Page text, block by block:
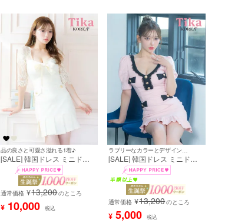
品の良さと可愛さ溢れる1着♪
[SALE] 韓国ドレス ミニドレ
ス 袖あり 五分袖 レース バス
トリボン ボックスプリーツ タ
イト キャバドレス (黒崎みさ
着用) [tk-mdk134]
通常価格 ¥13,200のところ
¥ 10,000 税込
[SALE] 韓国ドレス ミニドレ
ス リボン 袖あり パイピング
レースチュール ストレッチ 裾
フリル ピンク タイト キャバ
ドレス (黒崎みさ着用) [tk-
mdk137]
通常価格 ¥13,200のところ
¥ 5,000 税込